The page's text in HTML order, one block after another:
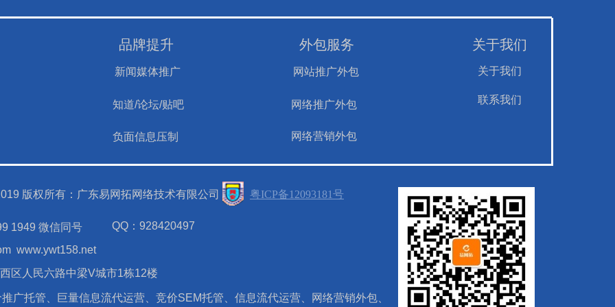
粤ICP备12093181号
版权所有：广东易网拓网络技术有限公司
1949 微信同号
品牌提升 外包服务 关于我们
新闻媒体推广
知道/论坛/贴吧
负面信息压制
网站推广外包
网络推广外包
网络营销外包
关于我们
www.ywt158.net
区人民六路中梁V城市1栋12楼
QQ：928420497
广托管、巨量信息流代运营、竞价SEM托管、信息流代运营、网络营销外包、
联系我们